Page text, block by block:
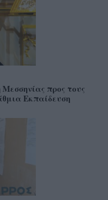
προς τους
Εκπαίδευση